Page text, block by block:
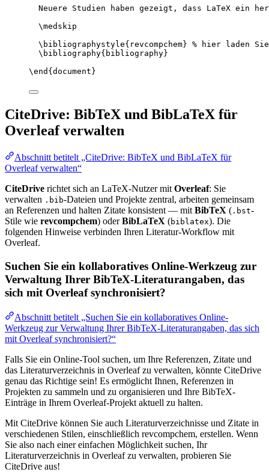
Neuere Studien haben gezeigt, dass LaTeX ein
\medskip
\bibliographystyle{revcompchem} % hier laden
\bibliography{bibliography}
\end { document }
CiteDrive: BibTeX und BibLaTeX für
Overleaf verwalten
Abschnitt betitelt „CiteDrive: BibTeX und BibLaTeX für
Overleaf verwalten“
CiteDrive richtet sich an LaTeX-Nutzer mit Overleaf: Sie
verwalten .bib-Dateien und Projekte zentral, arbeiten gemeinsam
an Referenzen und halten Zitate konsistent — mit BibTeX ( .bst-
Stile wie revcompchem) oderBibLaTeX (biblatex). Die
folgenden Hinweise verbinden Ihren Literatur-Workflow mit
Overleaf.
Suchen Sie ein kollaboratives Online-Werkzeug zur
Verwaltung Ihrer BibTeX-Literaturangaben, das
sich mit Overleaf synchronisiert?
Abschnitt betitelt „Suchen Sie ein kollaboratives Online-
Werkzeug zur Verwaltung Ihrer BibTeX-Literaturangaben, das sich
mit Overleaf synchronisiert?“
Falls Sie ein Online-Tool suchen, um Ihre Referenzen, Zitate und
das Literaturverzeichnis in Overleaf zu verwalten, könnte CiteDrive
genau das Richtige sein! Es ermöglicht Ihnen, Referenzen in
Projekten zu sammeln und zu organisieren und Ihre BibTeX-
Einträge in Ihrem Overleaf-Projekt aktuell zu halten.
Mit CiteDrive können Sie auch Literaturverzeichnisse und Zitate in
verschiedenen Stilen, einschließlich revcompchem, erstellen. Wenn
Sie also nach einer einfachen Möglichkeit suchen, Ihr
Literaturverzeichnis in Overleaf zu verwalten, probieren Sie
CiteDrive aus!